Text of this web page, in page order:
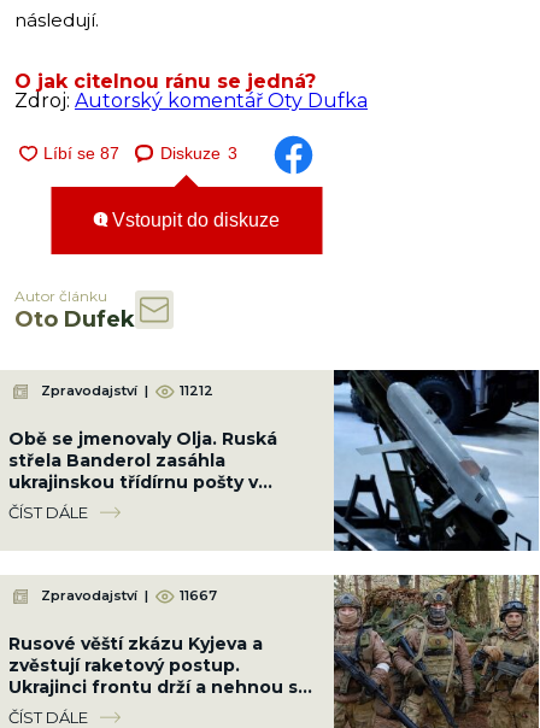
následují.
O jak citelnou ránu se jedná?
Zdroj: Autorský komentář Oty Dufka
Diskuze 3
Vstoupit do diskuze
Autor článku
Oto Dufek
Zpravodajství | 11212
Obě se jmenovaly Olja. Ruská
střela Banderol zasáhla
ukrajinskou třídírnu pošty v
Pavlogradu a zabila dvě poštovní
úřednice
ČÍST DÁLE
Zpravodajství | 11667
Rusové věští zkázu Kyjeva a
zvěstují raketový postup.
Ukrajinci frontu drží a nehnou se
ani o metr
ČÍST DÁLE